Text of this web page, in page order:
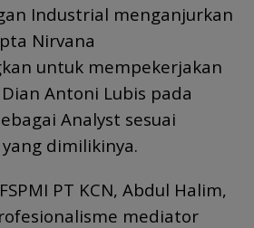
Industrial menganjurkan
Nirvana
untuk mempekerjakan
Antoni Lubis pada
Analyst sesuai
dimilikinya.
PT KCN, Abdul Halim,
mediator